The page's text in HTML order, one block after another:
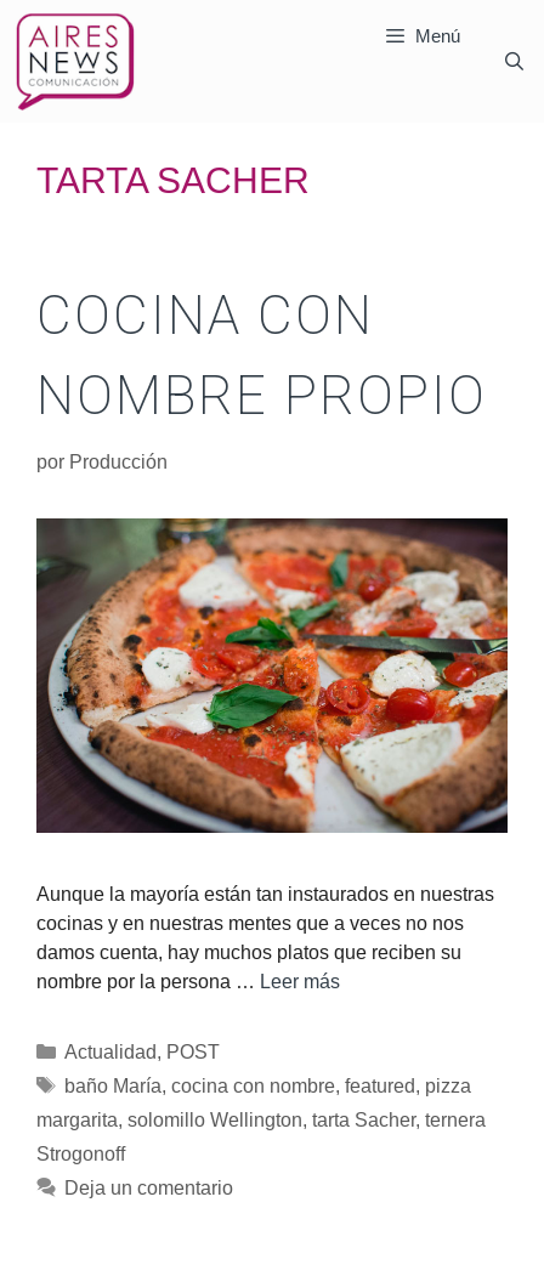
Menú
TARTA SACHER
COCINA CON
NOMBRE PROPIO
por Producción
Aunque la mayoría están tan instaurados en nuestras
cocinas y en nuestras mentes que a veces no nos
damos cuenta, hay muchos platos que reciben su
nombre por la persona … Leer más
Actualidad, POST
baño María, cocina con nombre, featured, pizza
margarita, solomillo Wellington, tarta Sacher, ternera
Strogonoff
Deja un comentario